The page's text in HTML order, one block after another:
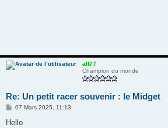
alf77
Champion du monde
Re: Un petit racer souvenir : le Midget
M
s
07 Mars 2025, 11:13
Hello